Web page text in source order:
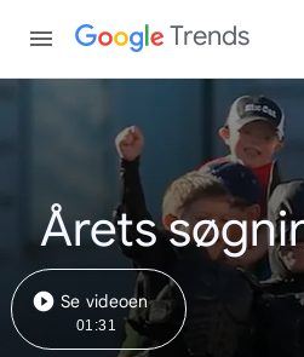
Trends
Årets
Se videoen
01:31